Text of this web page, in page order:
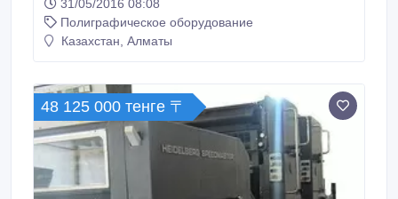
31/05/2016 08:08
Полиграфическое оборудование
Казахстан, Алматы
48 125 000 тенге 〒